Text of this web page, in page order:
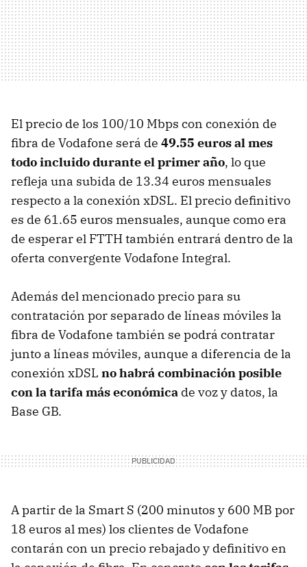
El precio de los 100/10 Mbps con conexión de
fibra de Vodafone será de 49.55 euros al mes
todo incluido durante el primer año, lo que
refleja una subida de 13.34 euros mensuales
respecto a la conexión xDSL. El precio definitivo
es de 61.65 euros mensuales, aunque como era
de esperar el FTTH también entrará dentro de la
oferta convergente Vodafone Integral.
Además del mencionado precio para su
contratación por separado de líneas móviles la
fibra de Vodafone también se podrá contratar
junto a líneas móviles, aunque a diferencia de la
conexión xDSL no habrá combinación posible
con la tarifa más económica de voz y datos, la
Base GB.
A partir de la Smart S (200 minutos y 600 MB por
18 euros al mes) los clientes de Vodafone
contarán con un precio rebajado y definitivo en